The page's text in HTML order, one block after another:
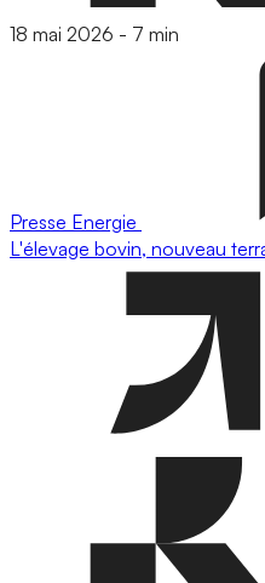
18 mai 2026 - 7 min
Presse Energie
L'élevage bovin, nouveau